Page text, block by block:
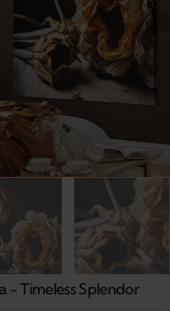
- Timeless Splendor
Open
media
1
gallery